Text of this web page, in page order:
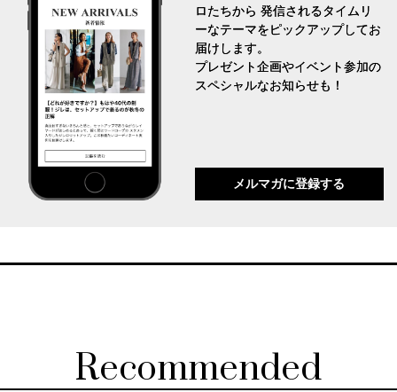
ロたちから 発信されるタイムリ
ーなテーマをピックアップしてお
届けします。
プレゼント企画やイベント参加の
スペシャルなお知らせも！
メルマガに登録する
Recommended